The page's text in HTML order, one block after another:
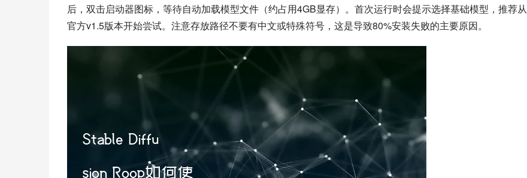
后，双击启动器图标，等待自动加载模型文件（约占用4GB显存）。首次运行时会提示选择基础模型，推荐从
官方v1.5版本开始尝试。注意存放路径不要有中文或特殊符号，这是导致80%安装失败的主要原因。